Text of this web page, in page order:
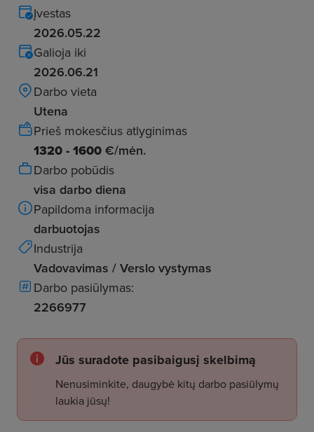
Įvestas
2026.05.22
Galioja iki
2026.06.21
Darbo vieta
Utena
Prieš mokesčius atlyginimas
1320 - 1600 €/mėn.
Darbo pobūdis
visa darbo diena
Papildoma informacija
darbuotojas
Industrija
Vadovavimas / Verslo vystymas
Darbo pasiūlymas:
2266977
Jūs suradote pasibaigusį skelbimą
Nenusiminkite, daugybė kitų darbo pasiūlymų
laukia jūsų!